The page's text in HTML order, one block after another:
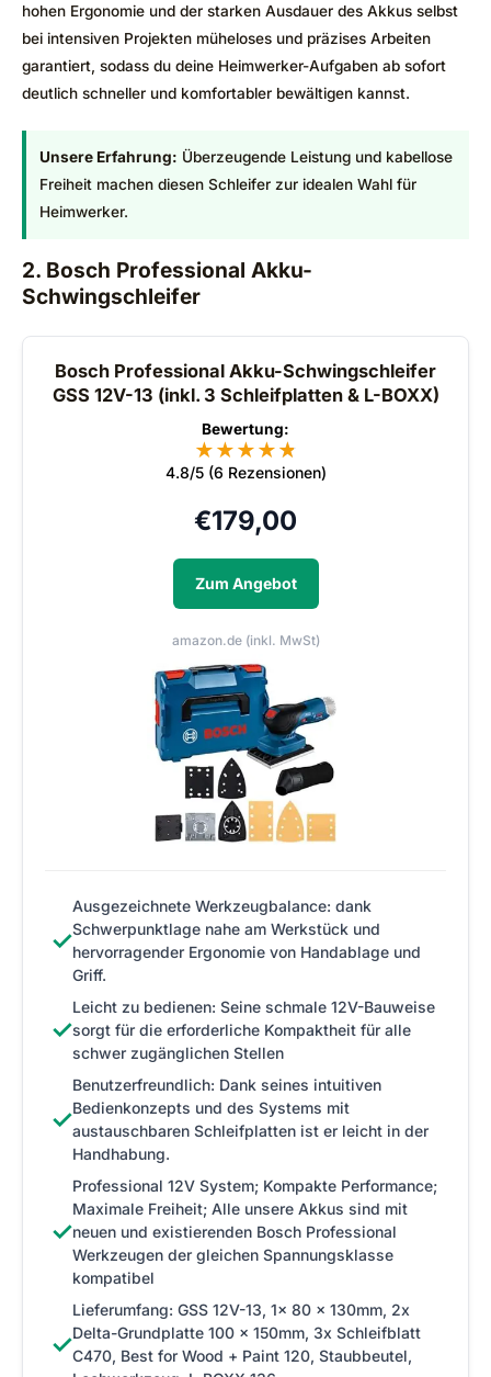
hohen Ergonomie und der starken Ausdauer des Akkus selbst
bei intensiven Projekten müheloses und präzises Arbeiten
garantiert, sodass du deine Heimwerker-Aufgaben ab sofort
deutlich schneller und komfortabler bewältigen kannst.
Unsere Erfahrung: Überzeugende Leistung und kabellose
Freiheit machen diesen Schleifer zur idealen Wahl für
Heimwerker.
2. Bosch Professional Akku-
Schwingschleifer
Bosch Professional Akku-Schwingschleifer
GSS 12V-13 (inkl. 3 Schleifplatten & L-BOXX)
Bewertung:
★★★★★
★
4.8/5 (6 Rezensionen)
€179,00
Zum Angebot
amazon.de (inkl. MwSt)
✓
Ausgezeichnete Werkzeugbalance: dank
Schwerpunktlage nahe am Werkstück und
hervorragender Ergonomie von Handablage und
Griff.
✓
Leicht zu bedienen: Seine schmale 12V-Bauweise
sorgt für die erforderliche Kompaktheit für alle
schwer zugänglichen Stellen
✓
Benutzerfreundlich: Dank seines intuitiven
Bedienkonzepts und des Systems mit
austauschbaren Schleifplatten ist er leicht in der
Handhabung.
✓
Professional 12V System; Kompakte Performance;
Maximale Freiheit; Alle unsere Akkus sind mit
neuen und existierenden Bosch Professional
Werkzeugen der gleichen Spannungsklasse
kompatibel
✓
Lieferumfang: GSS 12V-13, 1x 80 x 130mm, 2x
Delta-Grundplatte 100 x 150mm, 3x Schleifblatt
C470, Best for Wood + Paint 120, Staubbeutel,